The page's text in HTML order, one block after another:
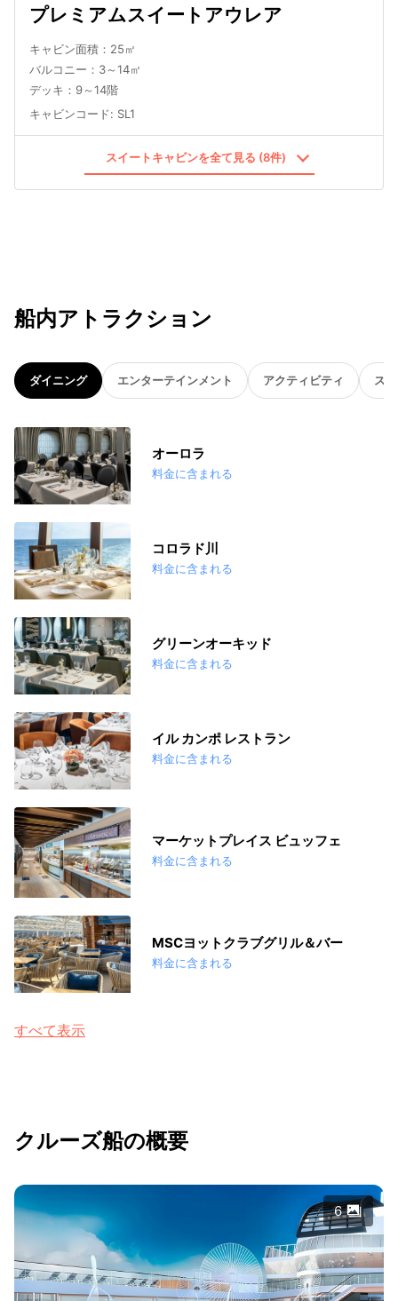
プレミアムスイートアウレア
キャビン面積：25㎡
バルコニー：3～14㎡
デッキ：9～14階
キャビンコード: SL1
スイートキャビンを全て見る (8件)
船内アトラクション
ダイニング エンターテインメント アクティビティ ス
オーロラ
料金に含まれる
コロラド川
料金に含まれる
グリーンオーキッド
料金に含まれる
イル カンポ レストラン
料金に含まれる
マーケットプレイス ビュッフェ
料金に含まれる
MSCヨットクラブグリル＆バー
料金に含まれる
すべて表示
クルーズ船の概要
6